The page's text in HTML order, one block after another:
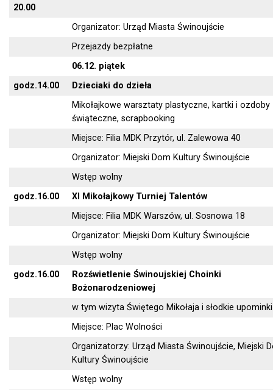
20.00
Organizator: Urząd Miasta Świnoujście
Przejazdy bezpłatne
06.12. piątek
godz.14.00
Dzieciaki do dzieła
Mikołajkowe warsztaty plastyczne, kartki i ozdoby
świąteczne, scrapbooking
Miejsce: Filia MDK Przytór, ul. Zalewowa 40
Organizator: Miejski Dom Kultury Świnoujście
Wstęp wolny
godz.16.00
XI Mikołajkowy Turniej Talentów
Miejsce: Filia MDK Warszów, ul. Sosnowa 18
Organizator: Miejski Dom Kultury Świnoujście
Wstęp wolny
godz.16.00
Rozświetlenie Świnoujskiej Choinki
Bożonarodzeniowej
w tym wizyta Świętego Mikołaja i słodkie upominki
Miejsce: Plac Wolności
Organizatorzy: Urząd Miasta Świnoujście, Miejski
Kultury Świnoujście
Wstęp wolny